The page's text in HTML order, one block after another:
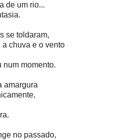
de um rio...
se toldaram,
a chuva e o vento
num momento.
amargura
no passado,